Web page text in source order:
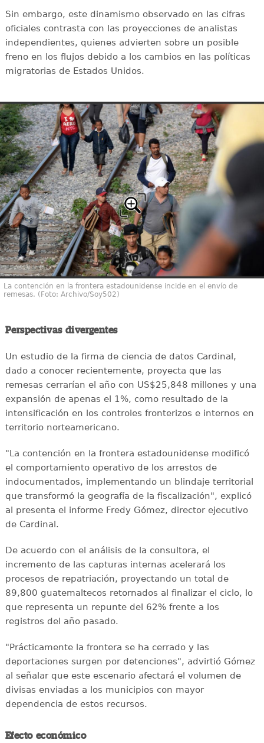
Sin embargo, este dinamismo observado en las cifras
oficiales contrasta con las proyecciones de analistas
independientes, quienes advierten sobre un posible
freno en los flujos debido a los cambios en las políticas
migratorias de Estados Unidos.
La contención en la frontera estadounidense incide en el envío de
remesas. (Foto: Archivo/Soy502)
Perspectivas divergentes
Un estudio de la firma de ciencia de datos Cardinal,
dado a conocer recientemente, proyecta que las
remesas cerrarían el año con US$25,848 millones y una
expansión de apenas el 1%, como resultado de la
intensificación en los controles fronterizos e internos en
territorio norteamericano.
"La contención en la frontera estadounidense modificó
el comportamiento operativo de los arrestos de
indocumentados, implementando un blindaje territorial
que transformó la geografía de la fiscalización", explicó
al presenta el informe Fredy Gómez, director ejecutivo
de Cardinal.
De acuerdo con el análisis de la consultora, el
incremento de las capturas internas acelerará los
procesos de repatriación, proyectando un total de
89,800 guatemaltecos retornados al finalizar el ciclo, lo
que representa un repunte del 62% frente a los
registros del año pasado.
"Prácticamente la frontera se ha cerrado y las
deportaciones surgen por detenciones", advirtió Gómez
al señalar que este escenario afectará el volumen de
divisas enviadas a los municipios con mayor
dependencia de estos recursos.
Efecto económico